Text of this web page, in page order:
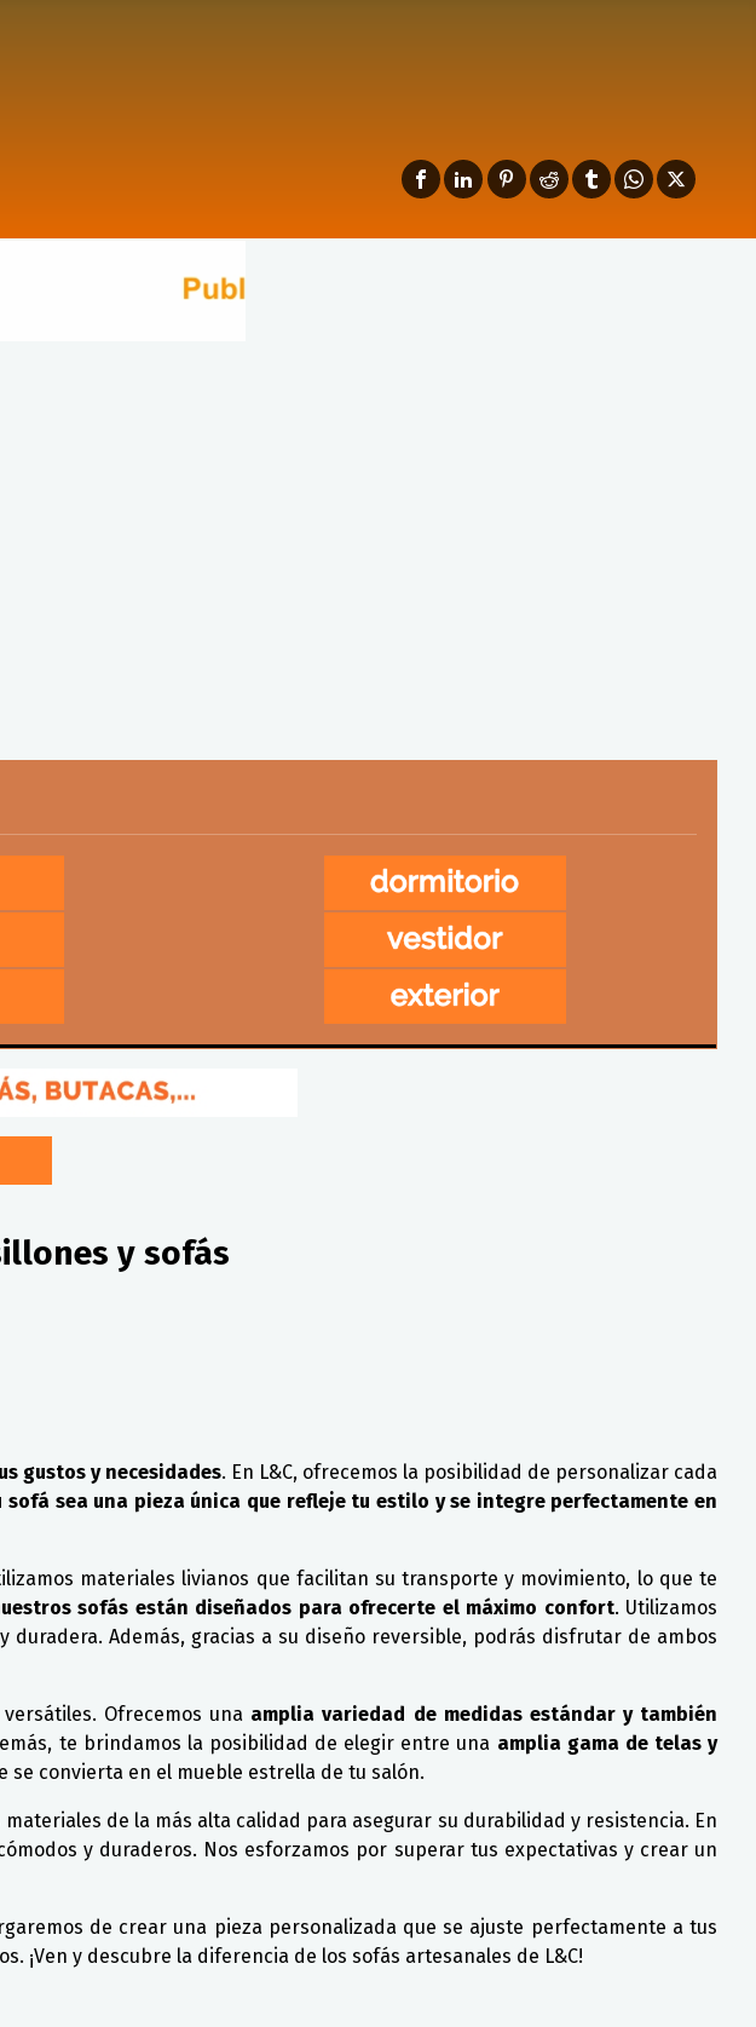
y sofás
gustos y necesidades. En L&C, ofrecemos la posibilidad de personalizar cada
sofá sea una pieza única que refleje tu estilo y se integre perfectamente en
materiales livianos que facilitan su transporte y movimiento, lo que te
sofás están diseñados para ofrecerte el máximo confort. Utilizamos
Además, gracias a su diseño reversible, podrás disfrutar de ambos
Ofrecemos una amplia variedad de medidas estándar y también
te brindamos la posibilidad de elegir entre una amplia gama de telas y
se convierta en el mueble estrella de tu salón.
materiales de la más alta calidad para asegurar su durabilidad y resistencia. En
y duraderos. Nos esforzamos por superar tus expectativas y crear un
de crear una pieza personalizada que se ajuste perfectamente a tus
¡Ven y descubre la diferencia de los sofás artesanales de L&C!